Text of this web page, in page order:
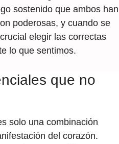
sostenido que ambos han
poderosas, y cuando se
elegir las correctas
lo que sentimos.
que no
solo una combinación
del corazón.